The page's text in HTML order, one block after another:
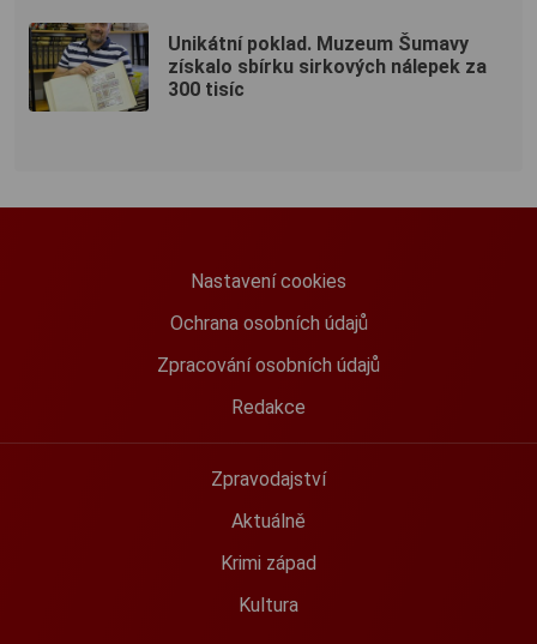
Unikátní poklad. Muzeum Šumavy
získalo sbírku sirkových nálepek za
300 tisíc
Nastavení cookies
Ochrana osobních údajů
Zpracování osobních údajů
Redakce
Zpravodajství
Aktuálně
Krimi západ
Kultura